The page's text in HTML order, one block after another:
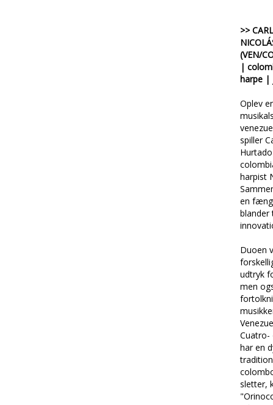
>>
(VEN/
|
harpe
Oplev
spiller
harpist
en
blander
Duoen
udtryk
men
Cuatro-
har en
sletter,